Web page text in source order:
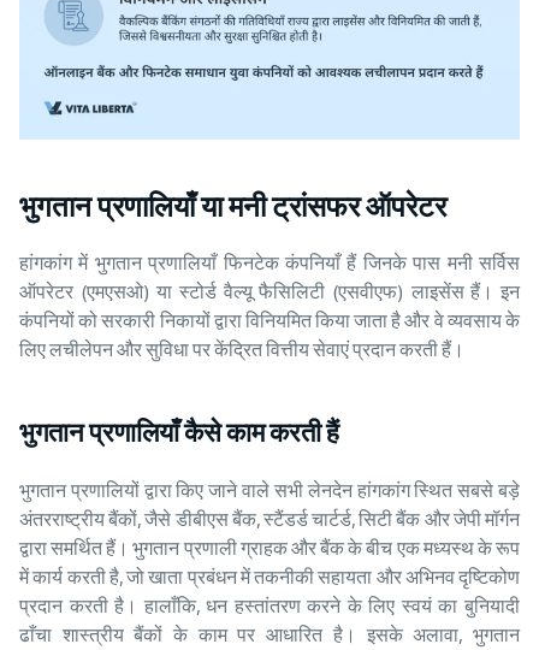
भुगतान प्रणालियाँ या मनी ट्रांसफर ऑपरेटर
हांगकांग में भुगतान प्रणालियाँ फिनटेक कंपनियाँ हैं जिनके पास मनी सर्विस
ऑपरेटर (एमएसओ) या स्टोर्ड वैल्यू फैसिलिटी (एसवीएफ) लाइसेंस हैं। इन
कंपनियों को सरकारी निकायों द्वारा विनियमित किया जाता है और वे व्यवसाय के
लिए लचीलेपन और सुविधा पर केंद्रित वित्तीय सेवाएं प्रदान करती हैं।
भुगतान प्रणालियाँ कैसे काम करती हैं
भुगतान प्रणालियों द्वारा किए जाने वाले सभी लेनदेन हांगकांग स्थित सबसे बड़े
अंतरराष्ट्रीय बैंकों, जैसे डीबीएस बैंक, स्टैंडर्ड चार्टर्ड, सिटी बैंक और जेपी मॉर्गन
द्वारा समर्थित हैं। भुगतान प्रणाली ग्राहक और बैंक के बीच एक मध्यस्थ के रूप
में कार्य करती है, जो खाता प्रबंधन में तकनीकी सहायता और अभिनव दृष्टिकोण
प्रदान करती है। हालाँकि, धन हस्तांतरण करने के लिए स्वयं का बुनियादी
ढाँचा शास्त्रीय बैंकों के काम पर आधारित है। इसके अलावा, भुगतान